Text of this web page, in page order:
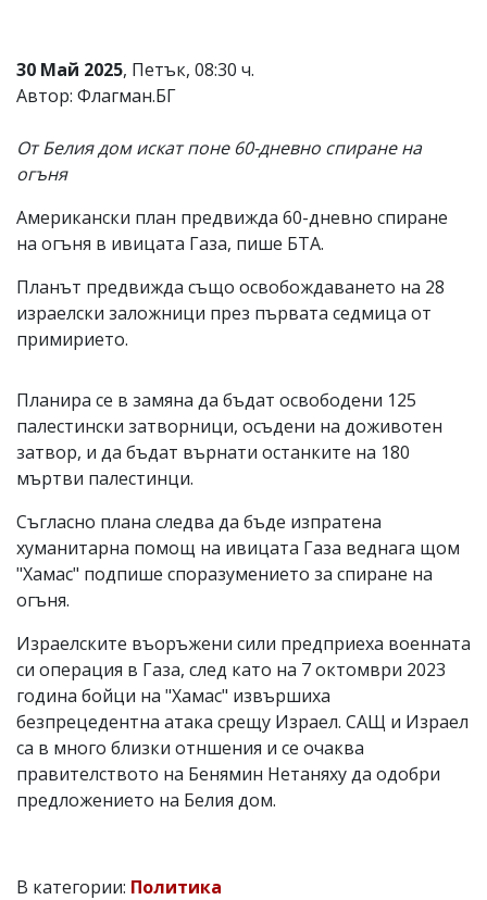
статиите
се
въвеждат
читателите
редакцията
носи
отговорност
тях!
Ако
откриете
обиден
коментар,
сигнализирайте
ни!
30 Май 2025, Петък, 08:30 ч.
Автор: Флагман.БГ
От Белия дом искат поне 60-дневно спиране на
огъня
Американски план предвижда 60-дневно спиране
на огъня в ивицата Газа, пише БТА.
Планът предвижда също освобождаването на 28
израелски заложници през първата седмица от
примирието.
Планира се в замяна да бъдат освободени 125
палестински затворници, осъдени на доживотен
затвор, и да бъдат върнати останките на 180
мъртви палестинци.
Съгласно плана следва да бъде изпратена
хуманитарна помощ на ивицата Газа веднага щом
"Хамас" подпише споразумението за спиране на
огъня.
Израелските въоръжени сили предприеха военната
си операция в Газа, след като на 7 октомври 2023
година бойци на "Хамас" извършиха
безпрецедентна атака срещу Израел. САЩ и Израел
са в много близки отншения и се очаква
правителството на Бенямин Нетаняху да одобри
предложението на Белия дом.
В категории: Политика